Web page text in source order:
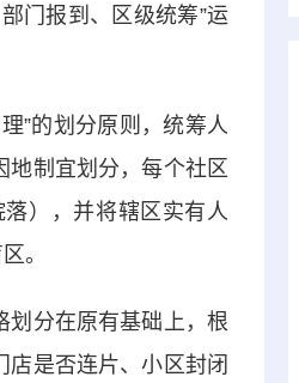
门报到、区级统筹”运
”的划分原则，统筹人
地制宜划分，每个社区
），并将辖区实有人
。
分在原有基础上，根
是否连片、小区封闭